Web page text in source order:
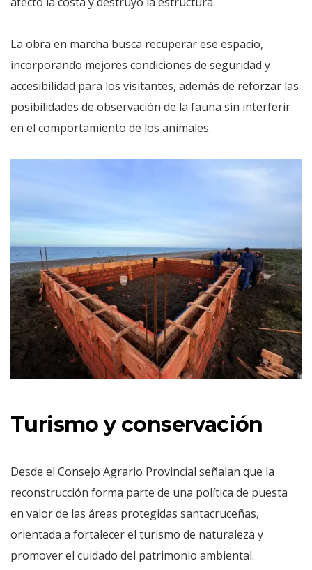
La obra en marcha busca recuperar ese espacio,
incorporando mejores condiciones de seguridad y
accesibilidad para los visitantes, además de reforzar las
posibilidades de observación de la fauna sin interferir
en el comportamiento de los animales.
Turismo y conservación
Desde el Consejo Agrario Provincial señalan que la
reconstrucción forma parte de una política de puesta
en valor de las áreas protegidas santacruceñas,
orientada a fortalecer el turismo de naturaleza y
promover el cuidado del patrimonio ambiental.